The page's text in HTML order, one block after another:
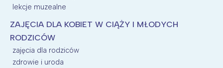
lekcje muzealne
ZAJĘCIA DLA KOBIET W CIĄŻY I MŁODYCH
RODZICÓW
zajęcia dla rodziców
zdrowie i uroda